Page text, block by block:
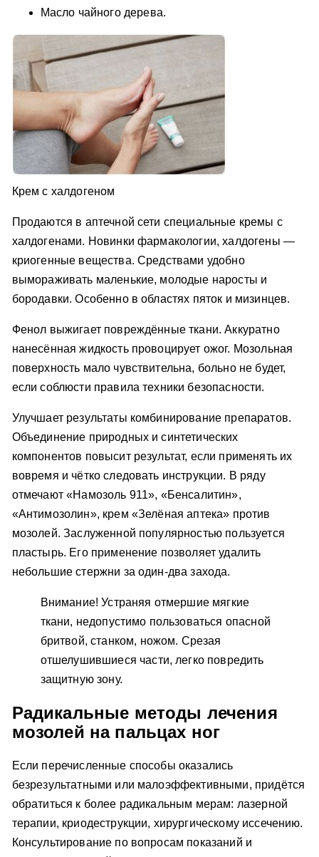
Масло чайного дерева.
Крем с халдогеном
Продаются в аптечной сети специальные кремы с
халдогенами. Новинки фармакологии, халдогены —
криогенные вещества. Средствами удобно
вымораживать маленькие, молодые наросты и
бородавки. Особенно в областях пяток и мизинцев.
Фенол выжигает повреждённые ткани. Аккуратно
нанесённая жидкость провоцирует ожог. Мозольная
поверхность мало чувствительна, больно не будет,
если соблюсти правила техники безопасности.
Улучшает результаты комбинирование препаратов.
Объединение природных и синтетических
компонентов повысит результат, если применять их
вовремя и чётко следовать инструкции. В ряду
отмечают «Намозоль 911», «Бенсалитин»,
«Антимозолин», крем «Зелёная аптека» против
мозолей. Заслуженной популярностью пользуется
пластырь. Его применение позволяет удалить
небольшие стержни за один-два захода.
Внимание! Устраняя отмершие мягкие
ткани, недопустимо пользоваться опасной
бритвой, станком, ножом. Срезая
отшелушившиеся части, легко повредить
защитную зону.
Радикальные методы лечения
мозолей на пальцах ног
Если перечисленные способы оказались
безрезультатными или малоэффективными, придётся
обратиться к более радикальным мерам: лазерной
терапии, криодеструкции, хирургическому иссечению.
Консультирование по вопросам показаний и